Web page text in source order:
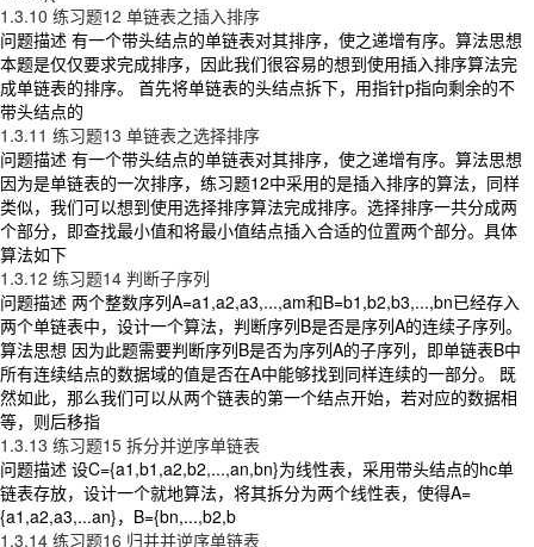
1.3.10 练习题12 单链表之插入排序
问题描述 有一个带头结点的单链表对其排序，使之递增有序。算法思想
本题是仅仅要求完成排序，因此我们很容易的想到使用插入排序算法完
成单链表的排序。 首先将单链表的头结点拆下，用指针p指向剩余的不
带头结点的
1.3.11 练习题13 单链表之选择排序
问题描述 有一个带头结点的单链表对其排序，使之递增有序。算法思想
因为是单链表的一次排序，练习题12中采用的是插入排序的算法，同样
类似，我们可以想到使用选择排序算法完成排序。选择排序一共分成两
个部分，即查找最小值和将最小值结点插入合适的位置两个部分。具体
算法如下
1.3.12 练习题14 判断子序列
问题描述 两个整数序列A=a1,a2,a3,...,am和B=b1,b2,b3,...,bn已经存入
两个单链表中，设计一个算法，判断序列B是否是序列A的连续子序列。
算法思想 因为此题需要判断序列B是否为序列A的子序列，即单链表B中
所有连续结点的数据域的值是否在A中能够找到同样连续的一部分。 既
然如此，那么我们可以从两个链表的第一个结点开始，若对应的数据相
等，则后移指
1.3.13 练习题15 拆分并逆序单链表
问题描述 设C={a1,b1,a2,b2,...,an,bn}为线性表，采用带头结点的hc单
链表存放，设计一个就地算法，将其拆分为两个线性表，使得A=
{a1,a2,a3,...an}，B={bn,...,b2,b
1.3.14 练习题16 归并并逆序单链表